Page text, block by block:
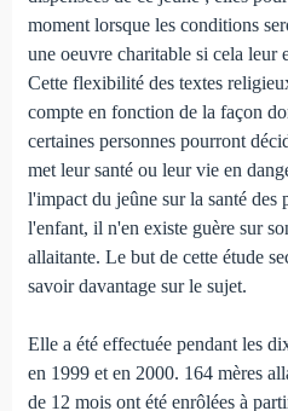
moment lorsque les conditions
une oeuvre charitable si cela leur
Cette flexibilité des textes
compte en fonction de la façon
certaines personnes pourront
met leur santé ou leur vie en
l'impact du jeûne sur la santé des
l'enfant, il n'en existe guère sur
allaitante. Le but de cette étude
savoir davantage sur le sujet.
Elle a été effectuée pendant les
en 1999 et en 2000. 164 mères
de 12 mois ont été enrôlées à